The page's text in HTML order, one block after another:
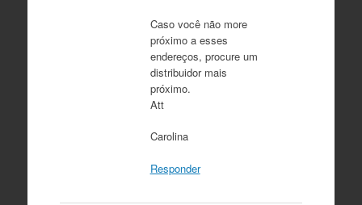
Caso você não more
próximo a esses
endereços, procure um
distribuidor mais
próximo.
Att
Carolina
Responder